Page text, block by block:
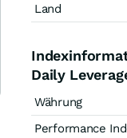
Land
Daily
Währung
Performance